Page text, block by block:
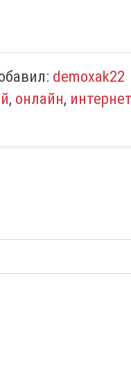
: demoxak22
, онлайн,